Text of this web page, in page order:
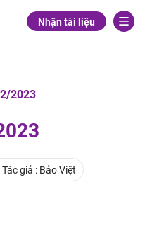
Nhận tài liệu
2023
Tác giả : Bảo Việt